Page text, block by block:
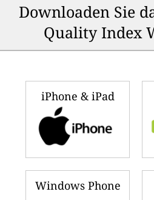
Downloaden Sie
Quality Index
iPhone & iPad
Windows Phone